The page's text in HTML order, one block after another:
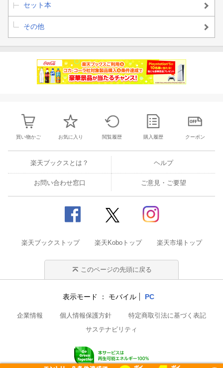
セット本
その他
買い物かご お気に入り 閲覧履歴 購入履歴 クーポン
楽天ブックスとは？ ヘルプ
お問い合わせ窓口 ご意見・ご要望
楽天ブックストップ 楽天Koboトップ 楽天市場トップ
このページの先頭に戻る
表示モード モバイル PC
企業情報 個人情報保護方針
特定商取引法に基づく表記
サステナビリティ